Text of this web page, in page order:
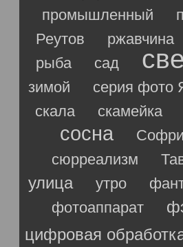
промышленный
Реутов
ржавчина
рыба
сад
зимой серия фото
скала скамейка
сосна
сюрреализм
улица утро
фотоаппарат
цифровая